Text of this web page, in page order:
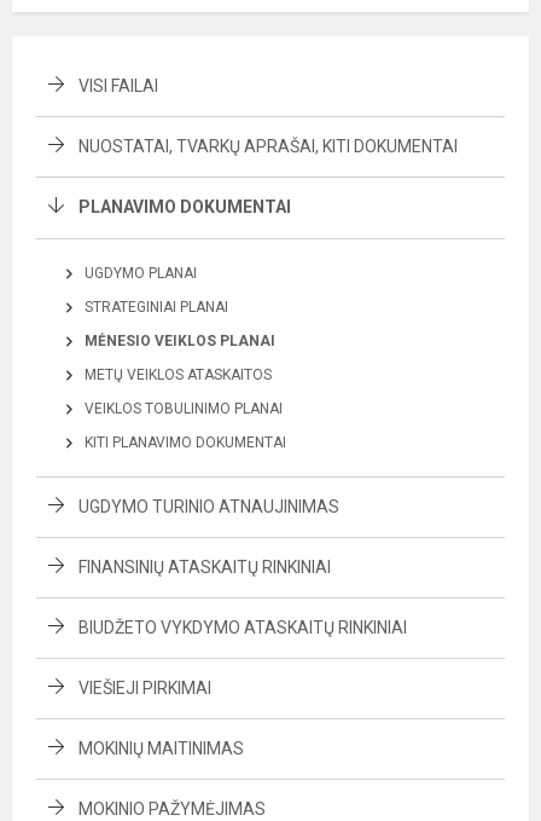
VISI FAILAI
NUOSTATAI, TVARKŲ APRAŠAI, KITI DOKUMENTAI
PLANAVIMO DOKUMENTAI
UGDYMO PLANAI
STRATEGINIAI PLANAI
MĖNESIO VEIKLOS PLANAI
METŲ VEIKLOS ATASKAITOS
VEIKLOS TOBULINIMO PLANAI
KITI PLANAVIMO DOKUMENTAI
UGDYMO TURINIO ATNAUJINIMAS
FINANSINIŲ ATASKAITŲ RINKINIAI
BIUDŽETO VYKDYMO ATASKAITŲ RINKINIAI
VIEŠIEJI PIRKIMAI
MOKINIŲ MAITINIMAS
MOKINIO PAŽYMĖJIMAS